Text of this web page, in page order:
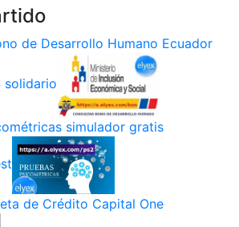
de Desarrollo Humano Ecuador
solidario
simulador gratis
de Crédito Capital One